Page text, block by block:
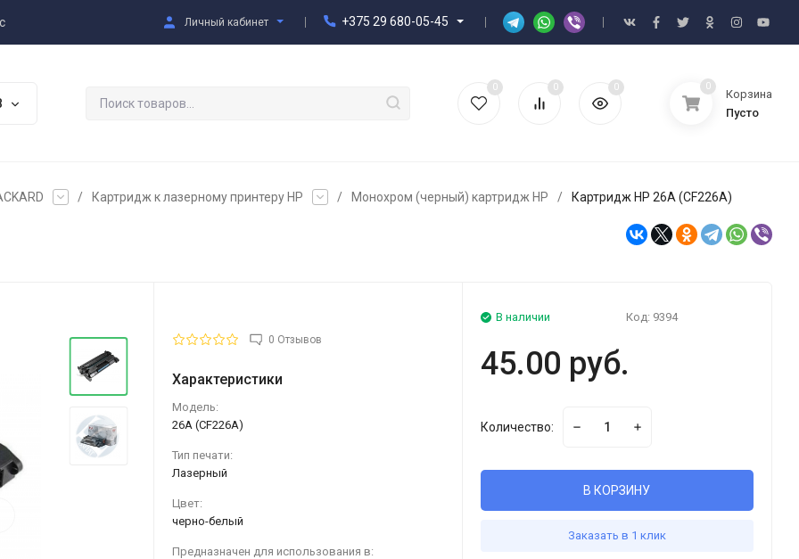
Личный кабинет +375 29 680-05-45
0 0 0 0
Корзина
Пусто
/ Картридж к лазерному принтеру HP / Монохром (черный) картридж HP / Картридж HP 26A (CF226A)
0 Отзывов
Характеристики
Модель:
26A (CF226A)
Тип печати:
Лазерный
Цвет:
черно-белый
Предназначен для использования в:
В наличии Код: 9394
45.00 руб.
Количество:
В КОРЗИНУ
Заказать в 1 клик